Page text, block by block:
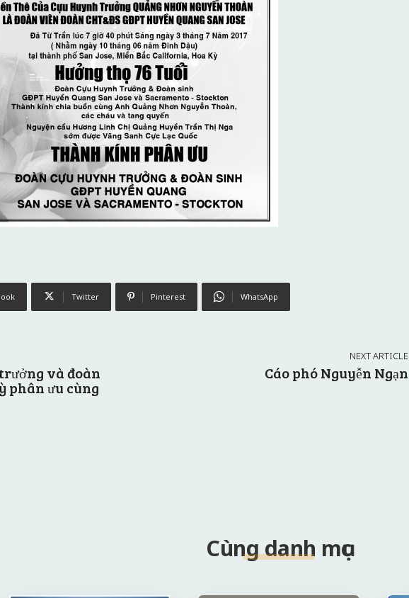
Twitter Pinterest WhatsApp
và đoàn
phân ưu cùng
NEXT ARTICLE
Cáo phó Nguyễn Ngạn
Cùng danh mục